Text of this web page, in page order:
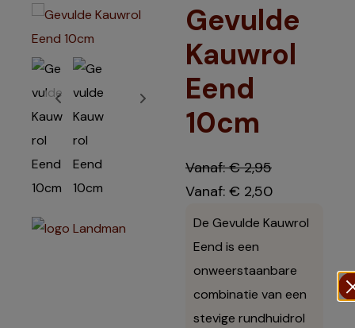
Gevulde
Kauwrol
Eend
10cm
Vanaf:€2,95
Vanaf: € 2,50
De Gevulde Kauwrol
Eend is een
onweerstaanbare
combinatie van een
stevige rundhuidrol